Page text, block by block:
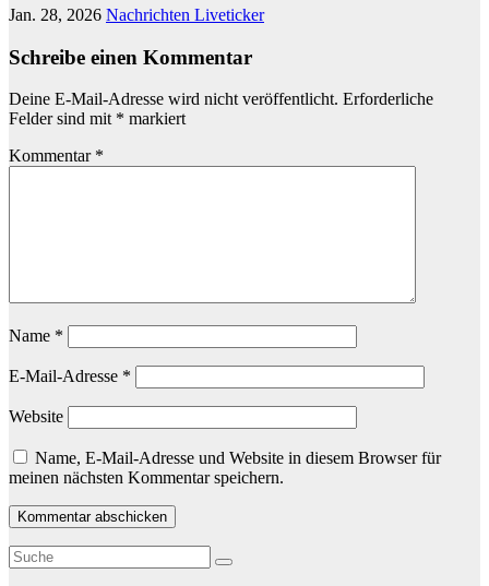
Jan. 28, 2026 Nachrichten Liveticker
Schreibe einen Kommentar
Deine E-Mail-Adresse wird nicht veröffentlicht. Erforderliche
Felder sind mit * markiert
Kommentar *
Name *
E-Mail-Adresse *
Website
Name, E-Mail-Adresse und Website in diesem Browser für
meinen nächsten Kommentar speichern.